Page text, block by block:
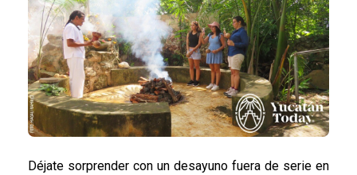
Déjate sorprender con un desayuno fuera de serie en